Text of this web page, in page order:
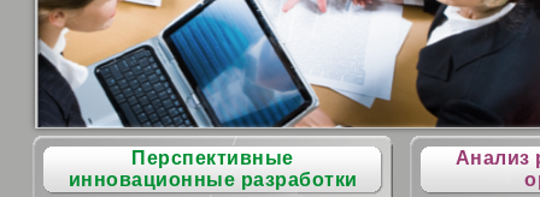
Перспективные
инновационные разработки
Анализ